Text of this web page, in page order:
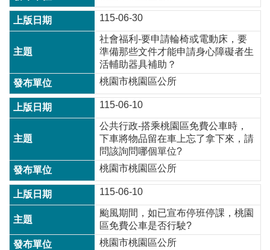
本
區
介
紹
息
公
告
生
活
民
資
訊
機
通
115-06-30
社會福利-要申請輪椅或電動床，要
準備那些文件才能申請身心障礙者生
活輔助器具補助？
桃園市桃園區公所
115-06-10
公共行政-搭乘桃園區免費公車時，
下車將物品留在車上忘了拿下來，請
問該詢問哪個單位?
桃園市桃園區公所
115-06-10
颱風期間，如已宣布停班停課，桃園
區免費公車是否行駛?
桃園市桃園區公所